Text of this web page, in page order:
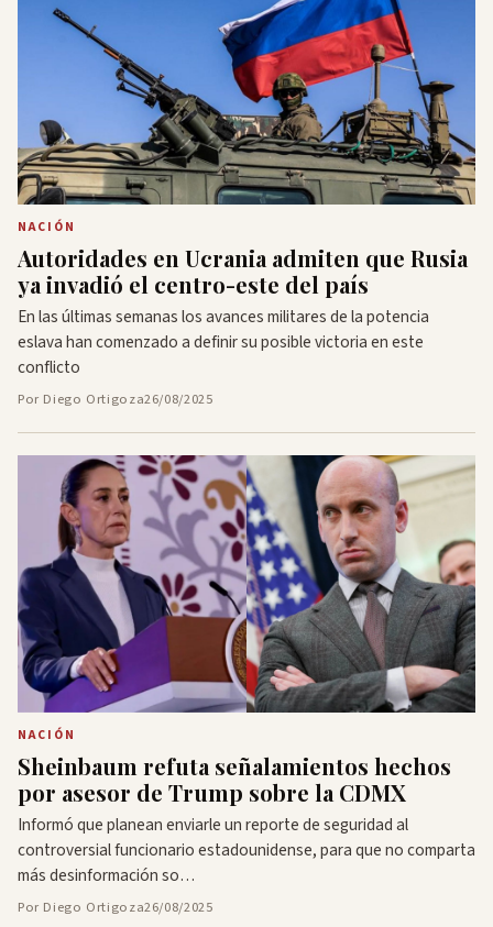
NACIÓN
Autoridades en Ucrania admiten que Rusia
ya invadió el centro-este del país
En las últimas semanas los avances militares de la potencia
eslava han comenzado a definir su posible victoria en este
conflicto
Por Diego Ortigoza26/08/2025
NACIÓN
Sheinbaum refuta señalamientos hechos
por asesor de Trump sobre la CDMX
Informó que planean enviarle un reporte de seguridad al
controversial funcionario estadounidense, para que no comparta
más desinformación so…
Por Diego Ortigoza26/08/2025